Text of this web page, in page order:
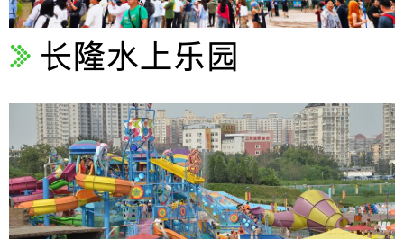
长隆水上乐园